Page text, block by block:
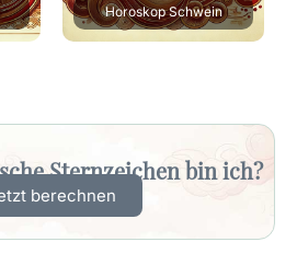
Sternzeichen bin ich?
berechnen